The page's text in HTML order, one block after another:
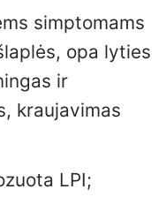
simptomams
opa lyties
ir
kraujavimas
LPI;